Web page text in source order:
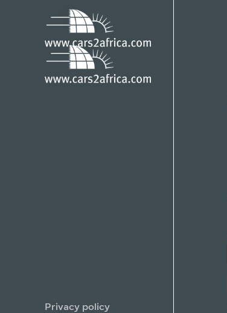
Privacy policy